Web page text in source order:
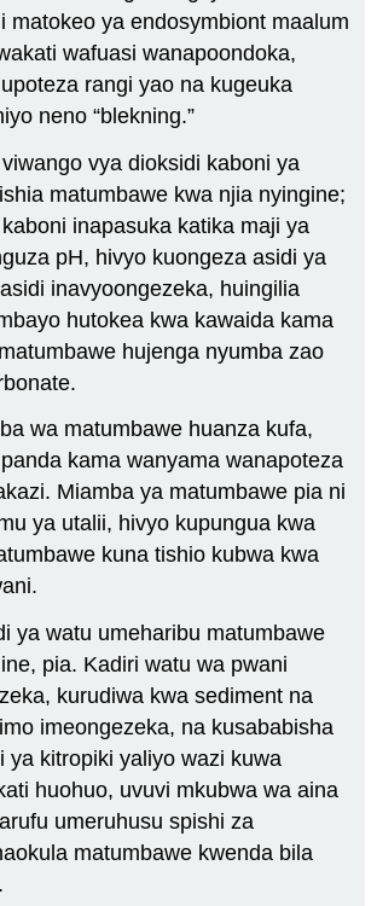
matokeo ya endosymbiont maalum
wafuasi wanapoondoka,
rangi yao na kugeuka
neno “blekning.”
vya dioksidi kaboni ya
matumbawe kwa njia nyingine;
inapasuka katika maji ya
pH, hivyo kuongeza asidi ya
inavyoongezeka, huingilia
hutokea kwa kawaida kama
hujenga nyumba zao
wa matumbawe huanza kufa,
kama wanyama wanapoteza
Miamba ya matumbawe pia ni
ya utalii, hivyo kupungua kwa
kuna tishio kubwa kwa
ya watu umeharibu matumbawe
pia. Kadiri watu wa pwani
kurudiwa kwa sediment na
imeongezeka, na kusababisha
ya kitropiki yaliyo wazi kuwa
huohuo, uvuvi mkubwa wa aina
umeruhusu spishi za
matumbawe kwenda bila